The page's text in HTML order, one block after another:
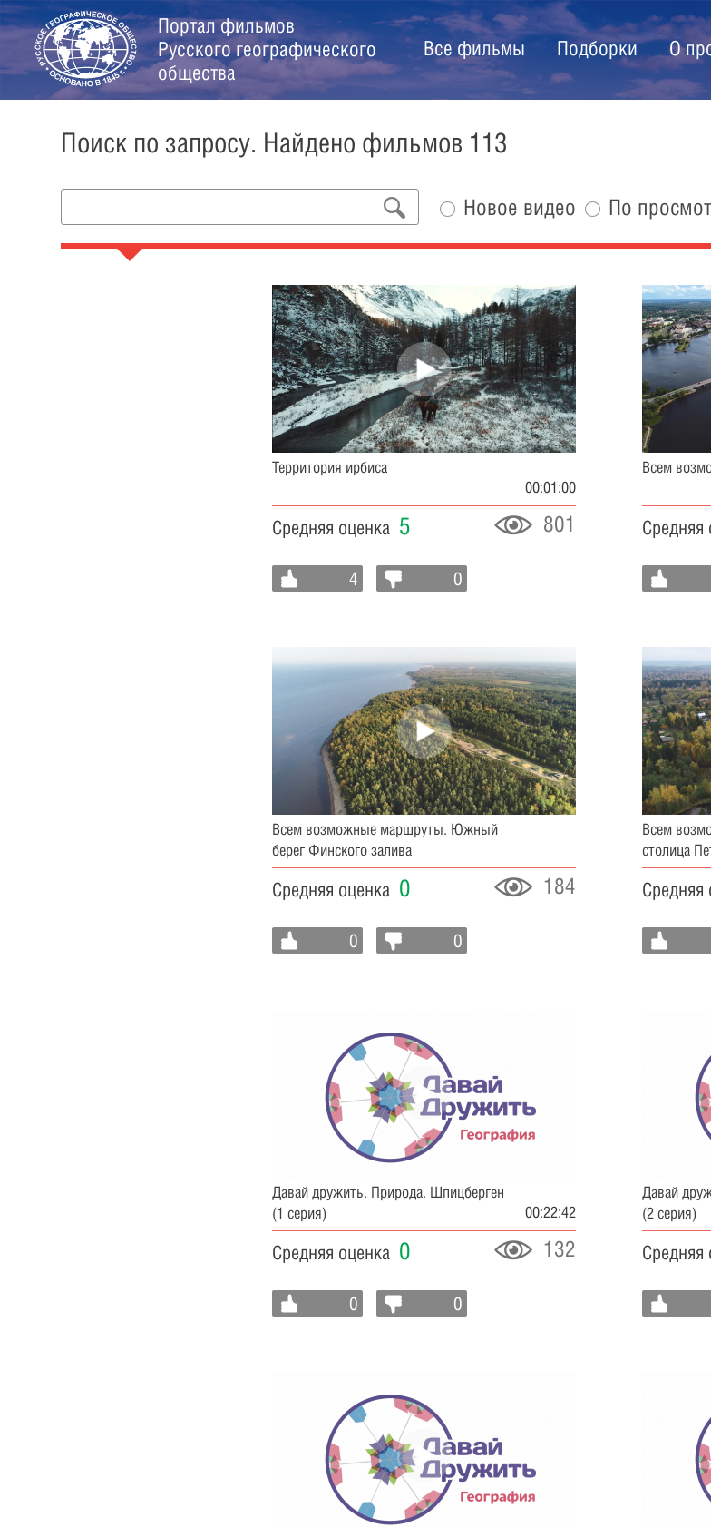
Портал фильмов
Русского географического
общества
Все фильмы Подборки О
Поиск по запросу. Найдено фильмов 113
Новое видео По
Территория ирбиса
00:01:00
Средняя оценка 5 801
4 0
Всем
Средняя
Всем возможные маршруты. Южный
берег Финского залива
Средняя оценка 0 184
0 0
Всем
столица
Средняя
Давай дружить. Природа. Шпицберген
(1 серия)
00:22:42
Средняя оценка 0 132
0 0
Давай
(2 серия)
Средняя